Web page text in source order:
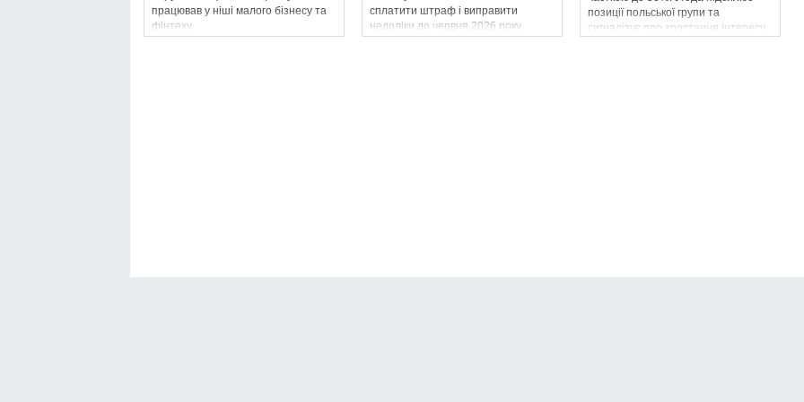
працював у ніші малого бізнесу та
фінтеху.
сплатити штраф і виправити
недоліки до червня 2026 року.
позиції польської групи та
сигналізує про зростання інтересу